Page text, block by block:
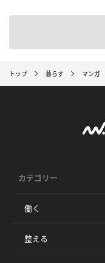
トップ 暮らす マンガ
カテゴリー
働く
整える